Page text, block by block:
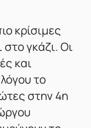
κρίσιμες
στο γκάζι. Οι
και
το
στην 4η